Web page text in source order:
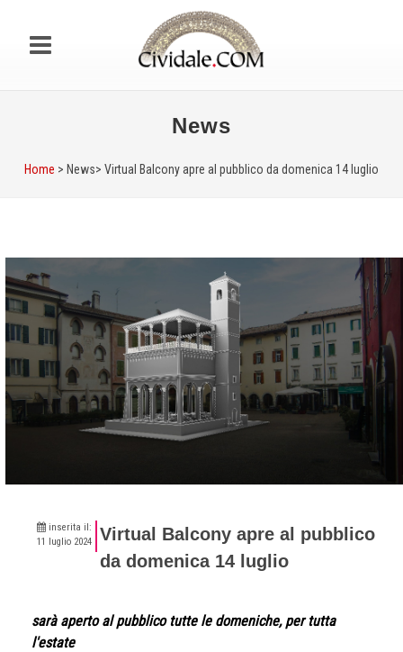
News
Home > News> Virtual Balcony apre al pubblico da domenica 14 luglio
inserita il:
11 luglio 2024
Virtual Balcony apre al pubblico
da domenica 14 luglio
sarà aperto al pubblico tutte le domeniche, per tutta
l'estate